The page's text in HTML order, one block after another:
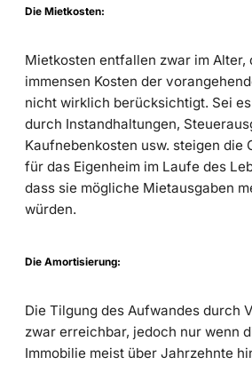
Die Mietkosten:
Mietkosten entfallen zwar im Alter,
immensen Kosten der
nicht wirklich berücksichtigt. Sei
durch Instandhaltungen,
Kaufnebenkosten usw. steigen die
für das Eigenheim im Laufe des
dass sie mögliche Mietausgaben
würden.
Die Amortisierung:
Die Tilgung des Aufwandes durch
zwar erreichbar, jedoch nur wenn
Immobilie meist über Jahrzehnte